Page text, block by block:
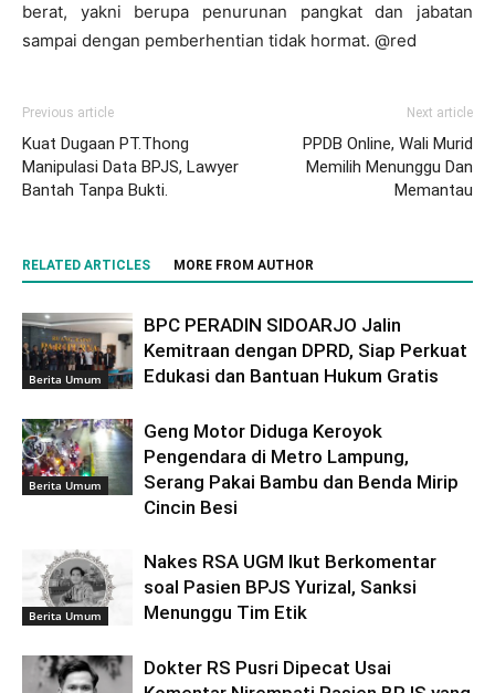
berat, yakni berupa penurunan pangkat dan jabatan
sampai dengan pemberhentian tidak hormat. @red
Previous article
Kuat Dugaan PT.Thong
Manipulasi Data BPJS, Lawyer
Bantah Tanpa Bukti.
Next article
PPDB Online, Wali Murid
Memilih Menunggu Dan
Memantau
RELATED ARTICLES MORE FROM AUTHOR
Berita Umum
BPC PERADIN SIDOARJO Jalin
Kemitraan dengan DPRD, Siap Perkuat
Edukasi dan Bantuan Hukum Gratis
Berita Umum
Geng Motor Diduga Keroyok
Pengendara di Metro Lampung,
Serang Pakai Bambu dan Benda Mirip
Cincin Besi
Berita Umum
Nakes RSA UGM Ikut Berkomentar
soal Pasien BPJS Yurizal, Sanksi
Menunggu Tim Etik
Dokter RS Pusri Dipecat Usai